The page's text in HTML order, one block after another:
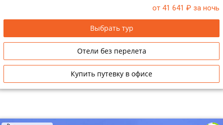
от 41 641 ₽ за ночь
Выбрать тур
Отели без перелета
Купить путевку в офисе